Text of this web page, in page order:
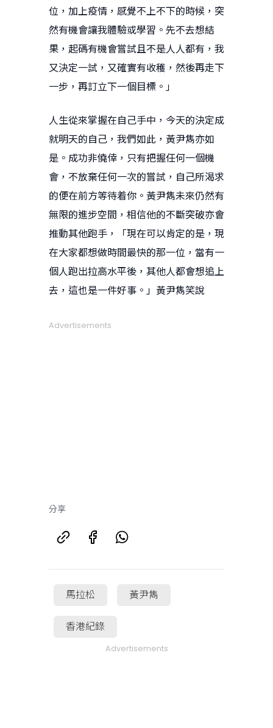
位，加上疫情，感覺不上不下的時候，突
然有機會讓我體驗或學習。先不去想結
果，起碼有機會嘗試且不是人人都有，我
又決定一試，又確實有收穫，然後再走下
一步，再訂立下一個目標。」
人生從來掌握在自己手中，今天的決定成
就明天的自己，我們如此，黃尹雋亦如
是。成功非僥倖，只有把握任何一個機
會，不放棄任何一次的嘗試，自己所渴求
的便在前方等待着你。黃尹雋未來仍然有
無限的進步空間，相信他的不斷突破亦會
推動其他跑手，「現在可以肯定的是，現
在大家都想做時間最快的那一位，當有一
個人跑出拉高水平後，其他人都會想追上
去，這也是一件好事。」黃尹雋笑說
Advertisements
分享
馬拉松 黃尹雋
香港紀錄
Advertisements